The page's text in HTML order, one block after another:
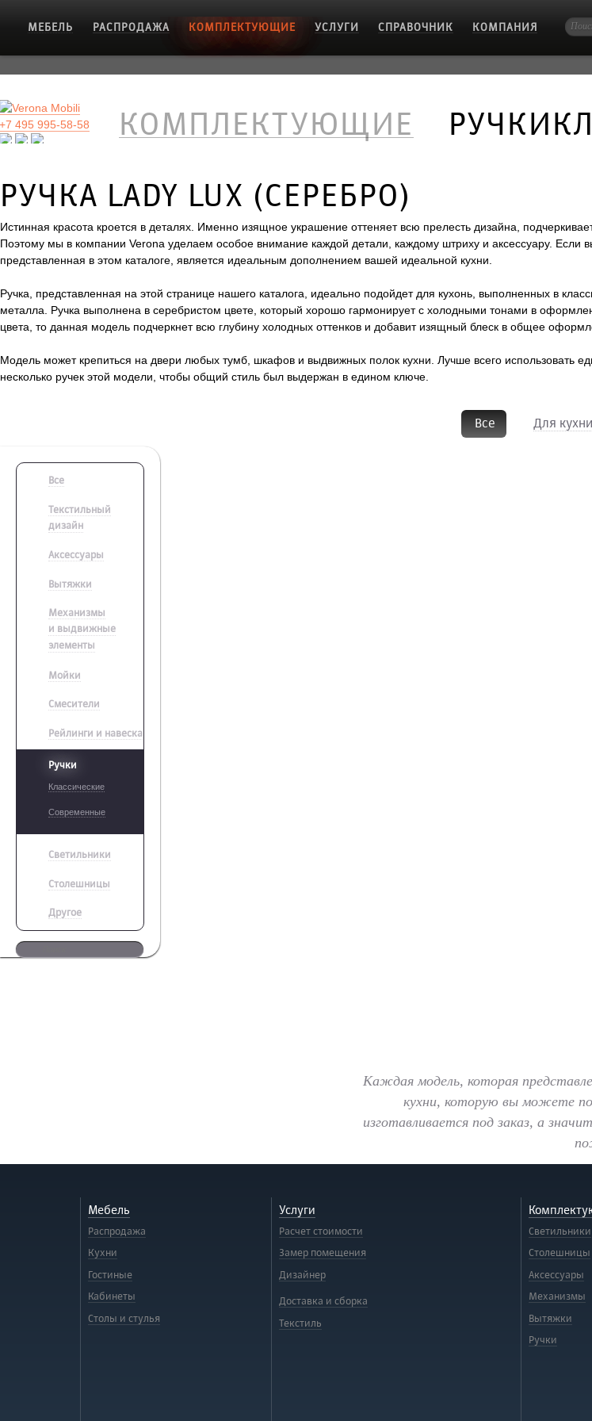
МЕБЕЛЬ РАСПРОДАЖА КОМПЛЕКТУЮЩИЕ УСЛУГИ СПРАВОЧНИК КОМПАНИЯ
495 995-58-58 КОМПЛЕКТУЮЩИЕ РУЧКИ
РУЧКА LADY LUX (СЕРЕБРО)
Истинная красота кроется в деталях. Именно изящное украшение оттеняет всю прелесть дизайна,
Поэтому мы в компании Verona уделаем особое внимание каждой детали, каждому штриху и аксессуару. Если
представленная в этом каталоге, является идеальным дополнением вашей идеальной кухни.
Ручка, представленная на этой странице нашего каталога, идеально подойдет для кухонь, выполненных в
металла. Ручка выполнена в серебристом цвете, который хорошо гармонирует с холодными тонами в
цвета, то данная модель подчеркнет всю глубину холодных оттенков и добавит изящный блеск в общее
Модель может крепиться на двери любых тумб, шкафов и выдвижных полок кухни. Лучше всего использовать
несколько ручек этой модели, чтобы общий стиль был выдержан в едином ключе.
Все Для кухни
Все
Текстильный
дизайн
Аксессуары
Вытяжки
Механизмы
и выдвижные
элементы
Мойки
Смесители
Рейлинги и навеска
Ручки
Классические
Современные
Светильники
Столешницы
Другое
Каждая модель, которая
кухни, которую вы можете
изготавливается под заказ, а
Мебель
Распродажа
Кухни
Гостиные
Кабинеты
Столы и стулья
Услуги
Расчет стоимости
Замер помещения
Дизайнер
Доставка и сборка
Текстиль
Светильники
Столешницы
Аксессуары
Механизмы
Вытяжки
Ручки